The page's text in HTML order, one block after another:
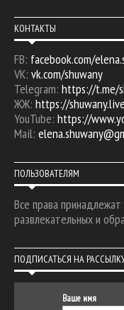
КОНТАКТЫ
FB: facebook.com/
VK: vk.com/shuwany
Telegram: https://t.me/
ЖЖ: https://
YouTube: https://
Mail:
ПОЛЬЗОВАТЕЛЯМ
Все права
развлекательных и
ПОДПИСАТЬСЯ НА
Ваше имя